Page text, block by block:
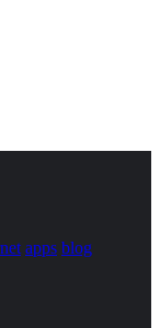
apps blog